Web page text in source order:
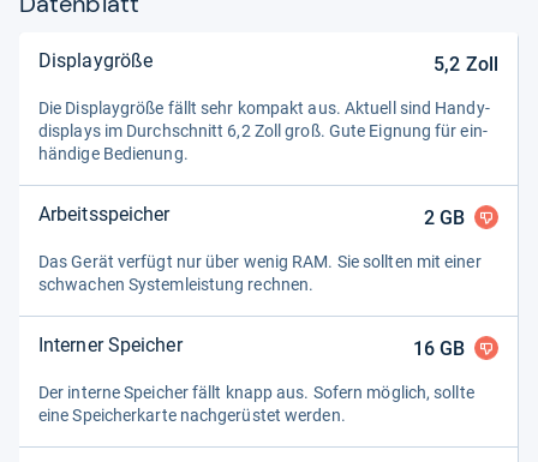
Displaygröße 5,2 Zoll
Die Dis­play­größe fällt sehr kom­pakt aus. Aktu­ell sind Han­dy­
dis­plays im Durch­schnitt 6,2 Zoll groß. Gute Eig­nung für ein­
hän­dige Bedie­nung.
Arbeitsspeicher 2GB
Das Gerät ver­fügt nur über wenig RAM. Sie soll­ten mit einer
schwa­chen Sys­tem­leis­tung rech­nen.
Interner Speicher 16GB
Der interne Spei­cher fällt knapp aus. Sofern mög­lich, sollte
eine Spei­cher­karte nach­ge­rüs­tet wer­den.